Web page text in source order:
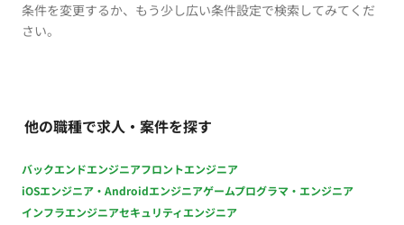
条件を変更するか、もう少し広い条件設定で検索してみてくだ
さい。
他の職種で求人・案件を探す
バックエンドエンジニアフロントエンジニア
iOSエンジニア・Androidエンジニアゲームプログラマ・エンジニア
インフラエンジニアセキュリティエンジニア